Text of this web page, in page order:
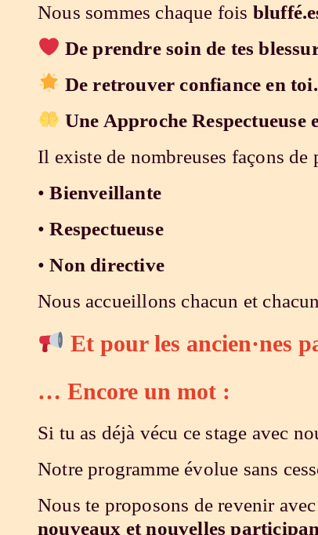
Nous sommes chaque fois
De prendre soin de tes
De retrouver confiance en toi.
Une Approche
Il existe de nombreuses façons
•Bienveillante
•Respectueuse
•Non directive
Nous accueillons chacun et
Et pour les ancien·nes
… Encore un mot :
Si tu as déjà vécu ce stage avec
Notre programme évolue sans
Nous te proposons de revenir
nouveaux et nouvelles